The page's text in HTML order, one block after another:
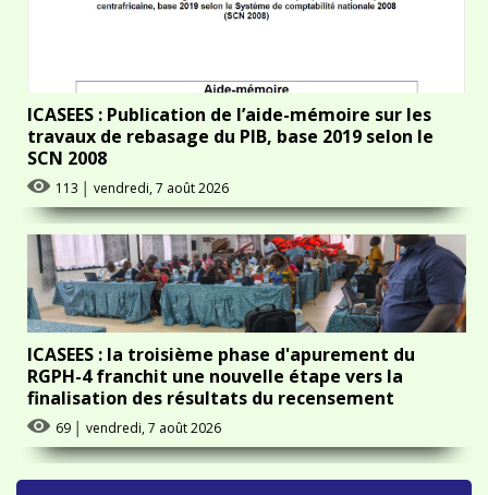
ICASEES : Publication de l’aide-mémoire sur les
travaux de rebasage du PIB, base 2019 selon le
SCN 2008
113 vendredi, 7 août 2026
ICASEES : la troisième phase d'apurement du
RGPH-4 franchit une nouvelle étape vers la
finalisation des résultats du recensement
69 vendredi, 7 août 2026